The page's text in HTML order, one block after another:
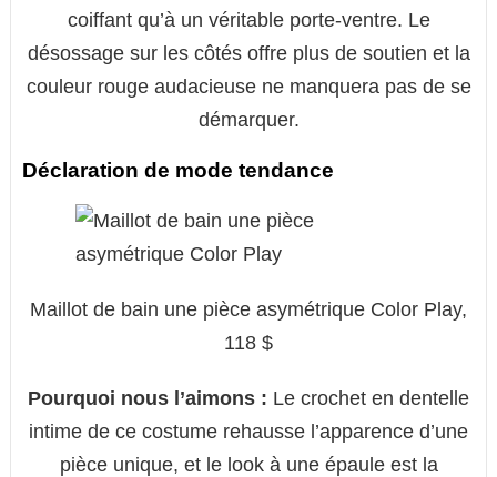
coiffant qu’à un véritable porte-ventre. Le
désossage sur les côtés offre plus de soutien et la
couleur rouge audacieuse ne manquera pas de se
démarquer.
Déclaration de mode tendance
Maillot de bain une pièce asymétrique Color Play,
118 $
Pourquoi nous l’aimons : Le crochet en dentelle
intime de ce costume rehausse l’apparence d’une
pièce unique, et le look à une épaule est la